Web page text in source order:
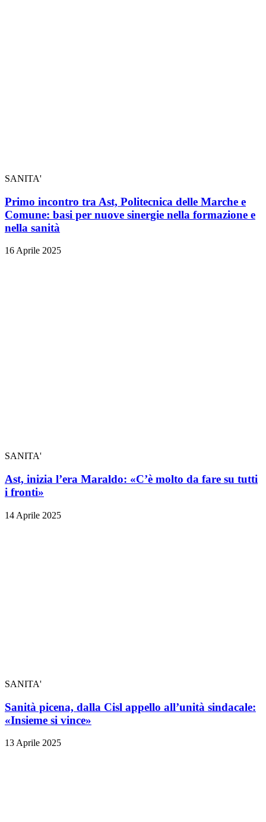
SANITA'
Primo incontro tra Ast, Politecnica delle Marche e
Comune: basi per nuove sinergie nella formazione e
nella sanità
16 Aprile 2025
SANITA'
Ast, inizia l’era Maraldo: «C’è molto da fare su tutti
i fronti»
14 Aprile 2025
SANITA'
Sanità picena, dalla Cisl appello all’unità sindacale:
«Insieme si vince»
13 Aprile 2025